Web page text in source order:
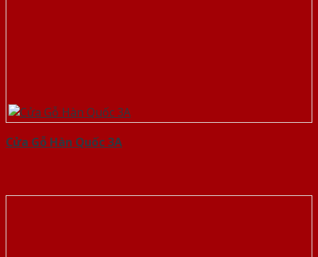
Cửa Gỗ Hàn Quốc 3A